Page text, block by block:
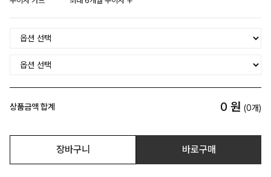
상품금액 합계 0 원 (0개)
장바구니 바로구매